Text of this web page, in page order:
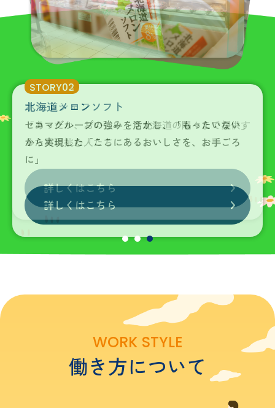
詳しくはこちら
詳しくはこちら
STORY03
ホットシェフ
「あったか、おいしい」を北海道の隅々まで提供す
るために挑む人たち
詳しくはこちら
WORK STYLE
働き方について